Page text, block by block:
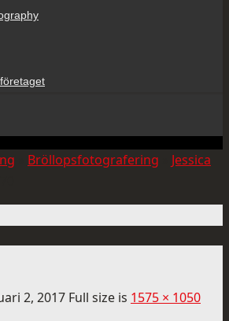
Bröllopsfotografering
Jessica
2, 2017 Full size is 1575 × 1050